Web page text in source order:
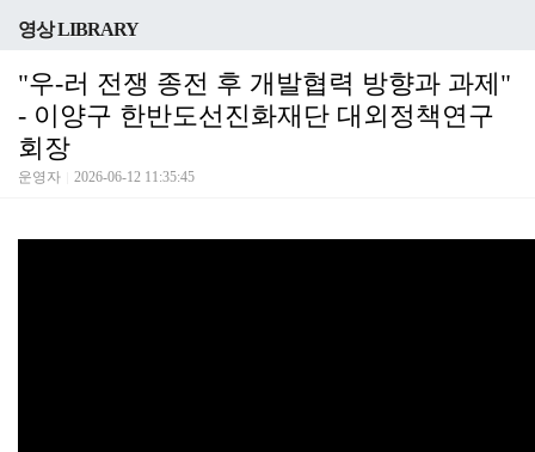
영상 LIBRARY
"우-러 전쟁 종전 후 개발협력 방향과 과제"
- 이양구 한반도선진화재단 대외정책연구
회장
운영자 2026-06-12 11:35:45